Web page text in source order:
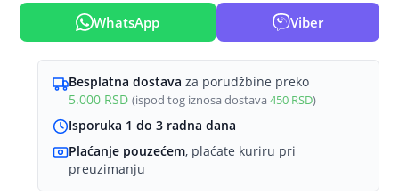
Ecco
količina
WhatsApp Viber
Besplatna dostava za porudžbine preko
5.000 RSD (ispod tog iznosa dostava450 RSD)
Isporuka 1 do 3 radna dana
Plaćanje pouzećem, plaćate kuriru pri
preuzimanju